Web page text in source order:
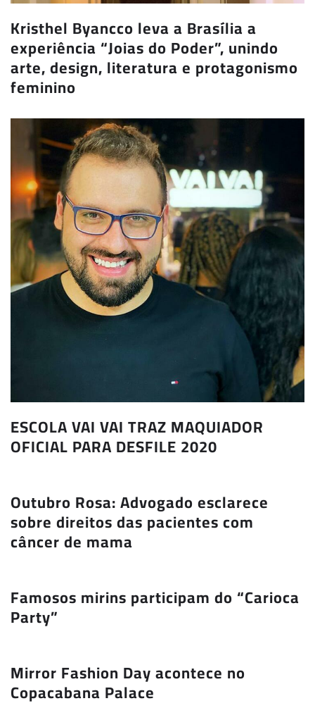
Kristhel Byancco leva a Brasília a
experiência “Joias do Poder”, unindo
arte, design, literatura e protagonismo
feminino
ESCOLA VAI VAI TRAZ MAQUIADOR
OFICIAL PARA DESFILE 2020
Outubro Rosa: Advogado esclarece
sobre direitos das pacientes com
câncer de mama
Famosos mirins participam do “Carioca
Party”
Mirror Fashion Day acontece no
Copacabana Palace